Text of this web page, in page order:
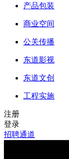
产品包装
商业空间
公关传播
东道影视
东道文创
工程实施
注册
登录
招聘通道